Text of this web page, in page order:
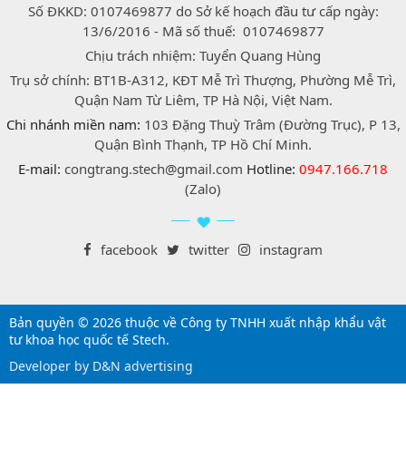
Số ĐKKD: 0107469877 do Sở kế hoạch đầu tư cấp ngày:
13/6/2016 - Mã số thuế: 0107469877
Chịu trách nhiệm: Tuyển Quang Hùng
Trụ sở chính: BT1B-A312, KĐT Mễ Trì Thượng, Phường Mễ Trì,
Quận Nam Từ Liêm, TP Hà Nội, Việt Nam.
Chi nhánh miền nam: 103 Đặng Thuỳ Trâm (Đường Trục), P 13,
Quận Bình Thạnh, TP Hồ Chí Minh.
E-mail: congtrang.stech@gmail.com Hotline: 0947.166.718
(Zalo)
facebook twitter instagram
Bản quyền © 2026 thuộc về Công ty TNHH xuất nhập khẩu vật
tư khoa học quốc tế Stech.
Developer by D&N advertising